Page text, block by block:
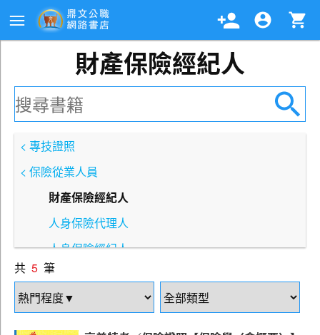
財產保險經紀人
< 專技證照
< 保險從業人員
財產保險經紀人
人身保險代理人
人身保險經紀人
個人風險管理師
財產保險代理人
共 5 筆